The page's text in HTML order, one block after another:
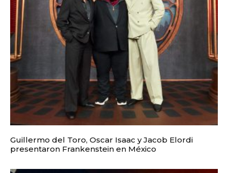
Guillermo del Toro, Oscar Isaac y Jacob Elordi
presentaron Frankenstein en México